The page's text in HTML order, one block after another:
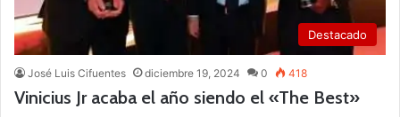
Destacado
José Luis Cifuentes diciembre 19, 2024 0 418
Vinicius Jr acaba el año siendo el «The Best»